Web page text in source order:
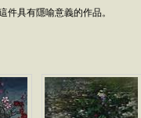
件具有隱喻意義的作品。